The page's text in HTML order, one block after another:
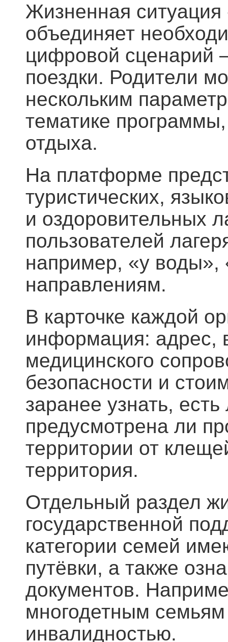
Жизненная
объединяет
цифровой сценарий
поездки. Родители
нескольким
тематике
отдыха.
На платформе
туристических,
и оздоровительных
пользователей
например, «у воды»,
направлениям.
В карточке каждой
информация: адрес,
медицинского
безопасности и
заранее узнать,
предусмотрена ли
территории от
территория.
Отдельный раздел
государственной
категории семей
путёвки, а также
документов.
многодетным
инвалидностью.